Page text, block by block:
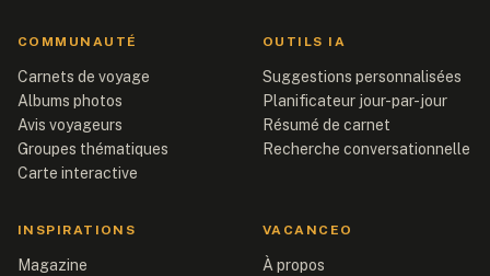
COMMUNAUTÉ
Carnets de voyage
Albums photos
Avis voyageurs
Groupes thématiques
Carte interactive
OUTILS IA
Suggestions personnalisées
Planificateur jour-par-jour
Résumé de carnet
Recherche conversationnelle
INSPIRATIONS
Magazine
VACANCEO
À propos